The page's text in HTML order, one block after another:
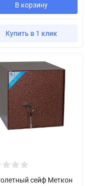
В корзину
Купить в 1 клик
сейф Меткон